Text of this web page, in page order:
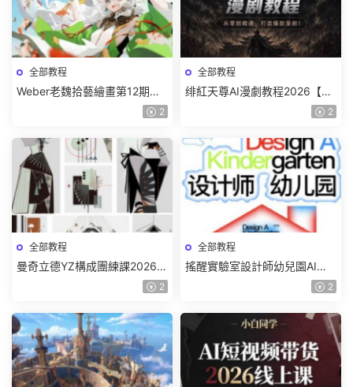
全部教程
Weber老魏拾藝繪畫第12期角
色特訓班【畫質不錯隻有視
2
全部教程
绯紅天尊AI漫劇教程2026【畫
2
全部教程
曼奇立德YZ構成團練課2026年
8月已結課【畫質高清有課件】
2
全部教程
搖醒實驗室設計師幼兒園AI軟
件基礎課2025【畫質不錯有素
2